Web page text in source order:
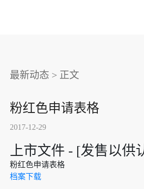
最新动态 > 正文
粉红色申请表格
2017-12-29
上市文件 - [发售以供
粉红色申请表格
档案下载